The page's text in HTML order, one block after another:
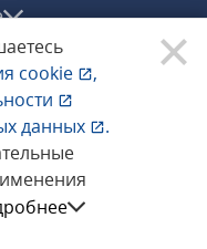
cookie
,
данных
.
®. Все права